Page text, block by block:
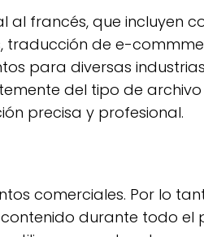
francés, que incluyen
de e-
para diversas
del tipo de
precisa y profesional.
comerciales. Por lo
durante todo el